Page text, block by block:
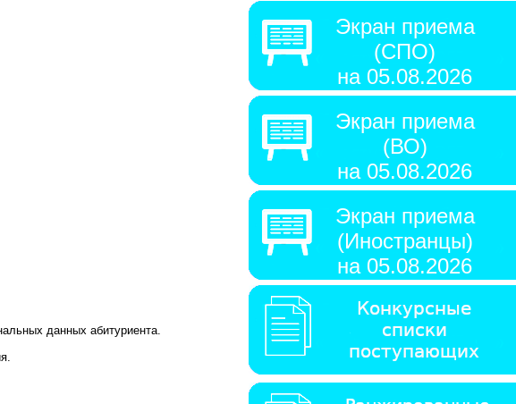
данных абитуриента.
Экран приема
(СПО)
на 05.08.2026
Экран приема
(ВО)
на 05.08.2026
Экран приема
(Иностранцы)
на 05.08.2026